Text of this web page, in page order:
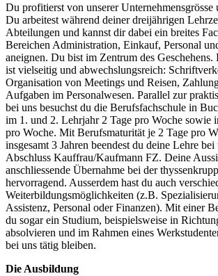
Du profitierst von unserer Unternehmensgrösse
Du arbeitest während deiner dreijährigen
Abteilungen und kannst dir dabei ein breites
Bereichen Administration, Einkauf, Personal
aneignen. Du bist im Zentrum des Geschehens.
ist vielseitig und abwechslungsreich:
Organisation von Meetings und Reisen,
Aufgaben im Personalwesen. Parallel zur
bei uns besuchst du die Berufsfachschule in
im 1. und 2. Lehrjahr 2 Tage pro Woche sowie
pro Woche. Mit Berufsmaturität je 2 Tage pro
insgesamt 3 Jahren beendest du deine Lehre
Abschluss Kauffrau/Kaufmann FZ. Deine
anschliessende Übernahme bei der
hervorragend. Ausserdem hast du auch
Weiterbildungsmöglichkeiten (z.B.
Assistenz, Personal oder Finanzen). Mit einer
du sogar ein Studium, beispielsweise in
absolvieren und im Rahmen eines
bei uns tätig bleiben.
Die Ausbildung